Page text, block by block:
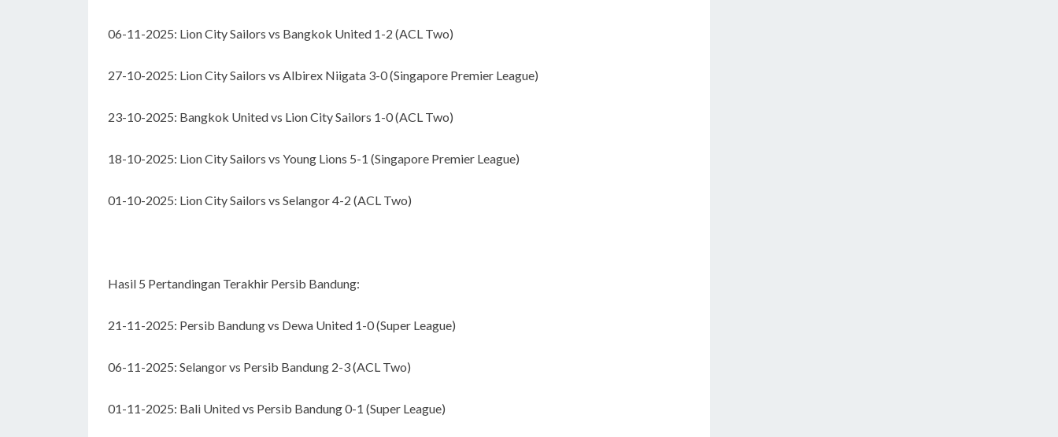
06-11-2025: Lion City Sailors vs Bangkok United 1-2 (ACL Two)
27-10-2025: Lion City Sailors vs Albirex Niigata 3-0 (Singapore Premier League)
23-10-2025: Bangkok United vs Lion City Sailors 1-0 (ACL Two)
18-10-2025: Lion City Sailors vs Young Lions 5-1 (Singapore Premier League)
01-10-2025: Lion City Sailors vs Selangor 4-2 (ACL Two)
Hasil 5 Pertandingan Terakhir Persib Bandung:
21-11-2025: Persib Bandung vs Dewa United 1-0 (Super League)
06-11-2025: Selangor vs Persib Bandung 2-3 (ACL Two)
01-11-2025: Bali United vs Persib Bandung 0-1 (Super League)